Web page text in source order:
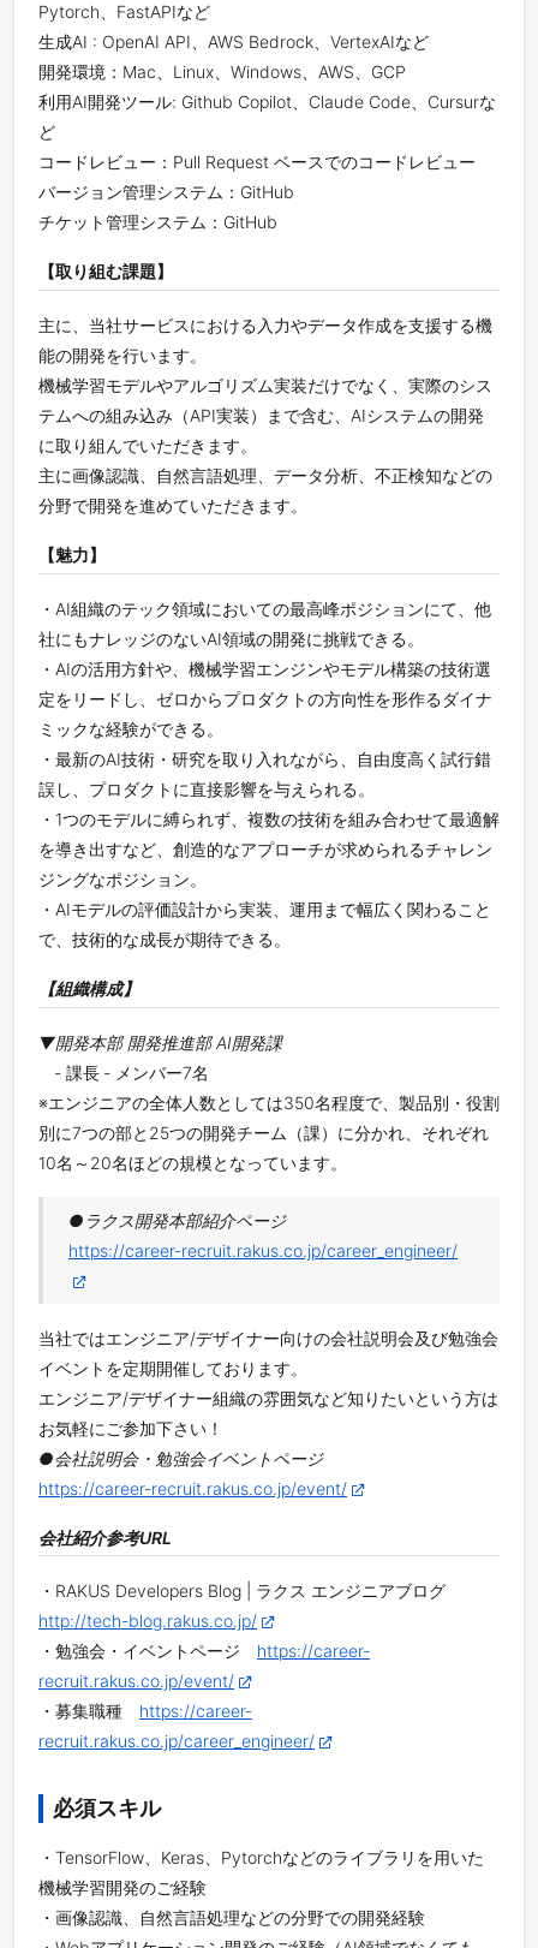
Pytorch、FastAPIなど
生成AI : OpenAI API、AWS Bedrock、VertexAIなど
開発環境：Mac、Linux、Windows、AWS、GCP
利用AI開発ツール: Github Copilot、Claude Code、Cursurな
ど
コードレビュー：Pull Request ベースでのコードレビュー
バージョン管理システム：GitHub
チケット管理システム：GitHub
【取り組む課題】
主に、当社サービスにおける入力やデータ作成を支援する機
能の開発を行います。
機械学習モデルやアルゴリズム実装だけでなく、実際のシス
テムへの組み込み（API実装）まで含む、AIシステムの開発
に取り組んでいただきます。
主に画像認識、自然言語処理、データ分析、不正検知などの
分野で開発を進めていただきます。
【魅力】
・AI組織のテック領域においての最高峰ポジションにて、他
社にもナレッジのないAI領域の開発に挑戦できる。
・AIの活用方針や、機械学習エンジンやモデル構築の技術選
定をリードし、ゼロからプロダクトの方向性を形作るダイナ
ミックな経験ができる。
・最新のAI技術・研究を取り入れながら、自由度高く試行錯
誤し、プロダクトに直接影響を与えられる。
・1つのモデルに縛られず、複数の技術を組み合わせて最適解
を導き出すなど、創造的なアプローチが求められるチャレン
ジングなポジション。
・AIモデルの評価設計から実装、運用まで幅広く関わること
で、技術的な成長が期待できる。
【組織構成】
▼開発本部 開発推進部 AI開発課
‐ 課長 ‐ メンバー7名
※エンジニアの全体人数としては350名程度で、製品別・役割
別に7つの部と25つの開発チーム（課）に分かれ、それぞれ
10名～20名ほどの規模となっています。
●ラクス開発本部紹介ページ
https://career-recruit.rakus.co.jp/career_engineer/
当社ではエンジニア/デザイナー向けの会社説明会及び勉強会
イベントを定期開催しております。
エンジニア/デザイナー組織の雰囲気など知りたいという方は
お気軽にご参加下さい！
●会社説明会・勉強会イベントページ
https://career-recruit.rakus.co.jp/event/
会社紹介参考URL
・RAKUS Developers Blog | ラクス エンジニアブログ
http://tech-blog.rakus.co.jp/
・勉強会・イベントページ https://career-
recruit.rakus.co.jp/event/
・募集職種 https://career-
recruit.rakus.co.jp/career_engineer/
必須スキル
・TensorFlow、Keras、Pytorchなどのライブラリを用いた
機械学習開発のご経験
・画像認識、自然言語処理などの分野での開発経験